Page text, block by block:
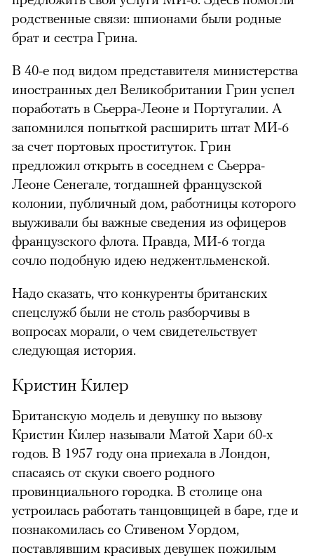
родственные связи: шпионами были родные
брат и сестра Грина.
В 40-е под видом представителя министерства
иностранных дел Великобритании Грин успел
поработать в Сьерра-Леоне и Португалии. А
запомнился попыткой расширить штат МИ-6
за счет портовых проституток. Грин
предложил открыть в соседнем с Сьерра-
Леоне Сенегале, тогдашней французской
колонии, публичный дом, работницы которого
выуживали бы важные сведения из офицеров
французского флота. Правда, МИ-6 тогда
сочло подобную идею неджентльменской.
Надо сказать, что конкуренты британских
спецслужб были не столь разборчивы в
вопросах морали, о чем свидетельствует
следующая история.
Кристин Килер
Британскую модель и девушку по вызову
Кристин Килер называли Матой Хари 60-х
годов. В 1957 году она приехала в Лондон,
спасаясь от скуки своего родного
провинциального городка. В столице она
устроилась работать танцовщицей в баре, где и
познакомилась со Стивеном Уордом,
поставлявшим красивых девушек пожилым